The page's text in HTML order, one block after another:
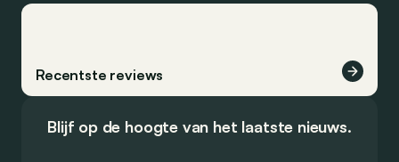
Recentste reviews
Blijf op de hoogte van het laatste nieuws.